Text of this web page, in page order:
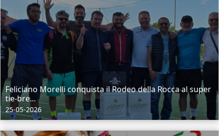
Feliciano Morelli conquista il Rodeo della Rocca al super
tie-bre...
25-05-2026